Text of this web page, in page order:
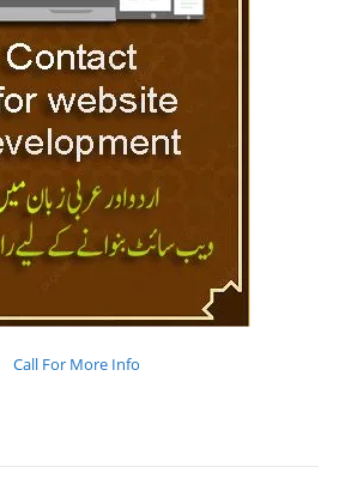
Call For More Info